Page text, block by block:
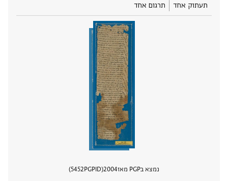
תעתוק אחד תרגום אחד
נמצא בPGP מאז 2004
PGPID
5452